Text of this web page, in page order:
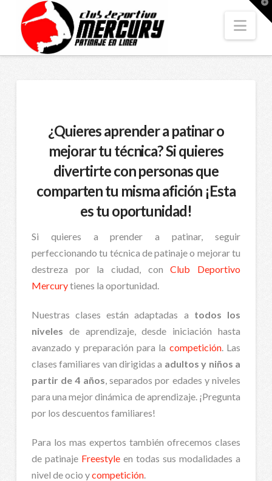
¿Quieres aprender a patinar o
mejorar tu técnica? Si quieres
divertirte con personas que
comparten tu misma afición ¡Esta
es tu oportunidad!
Si quieres a prender a patinar, seguir
perfeccionando tu técnica de patinaje o mejorar tu
destreza por la ciudad, conClub Deportivo
Mercurytienes la oportunidad.
Nuestras clases están adaptadas a todos los
niveles de aprendizaje, desde iniciación hasta
avanzado y preparación para la competición. Las
clases familiares van dirigidas a adultos y niños a
partir de 4 años, separados por edades y niveles
para una mejor dinámica de aprendizaje. ¡Pregunta
por los descuentos familiares!
Para los mas expertos también ofrecemos clases
de patinaje Freestyleen todas sus modalidades a
nivel de ocio ycompetición.